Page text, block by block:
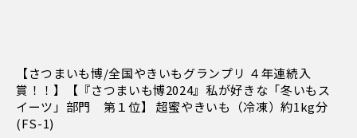
【さつまいも博/全国やきいもグランプリ ４年連続入
賞！！】【『さつまいも博2024』私が好きな「冬いもス
イーツ」部門 第１位】 超蜜やきいも（冷凍）約1kg分
(FS-1)